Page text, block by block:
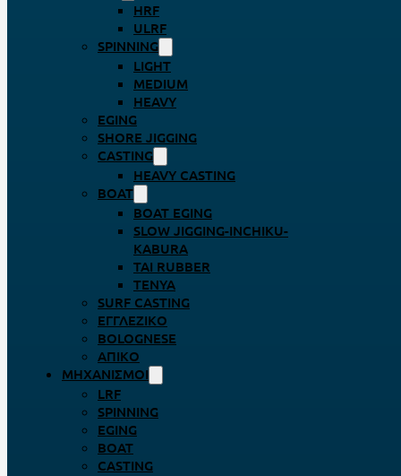
HRF
ULRF
SPINNING
LIGHT
MEDIUM
HEAVY
EGING
SHORE JIGGING
CASTING
HEAVY CASTING
BOAT
BOAT EGING
SLOW JIGGING-INCHIKU-
KABURA
TAI RUBBER
TENYA
SURF CASTING
ΕΓΓΛΈΖΙΚΟ
BOLOGNESE
ΑΠΊΚΟ
ΜΗΧΑΝΙΣΜΟΊ
LRF
SPINNING
EGING
BOAT
CASTING